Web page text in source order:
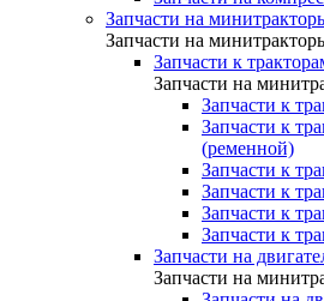
Запчасти на
Запчасти на
Запчасти к
Запчасти на
Запчасти к
Запчасти к
(ременной)
Запчасти к
Запчасти к
Запчасти к
Запчасти к
Запчасти на
Запчасти на